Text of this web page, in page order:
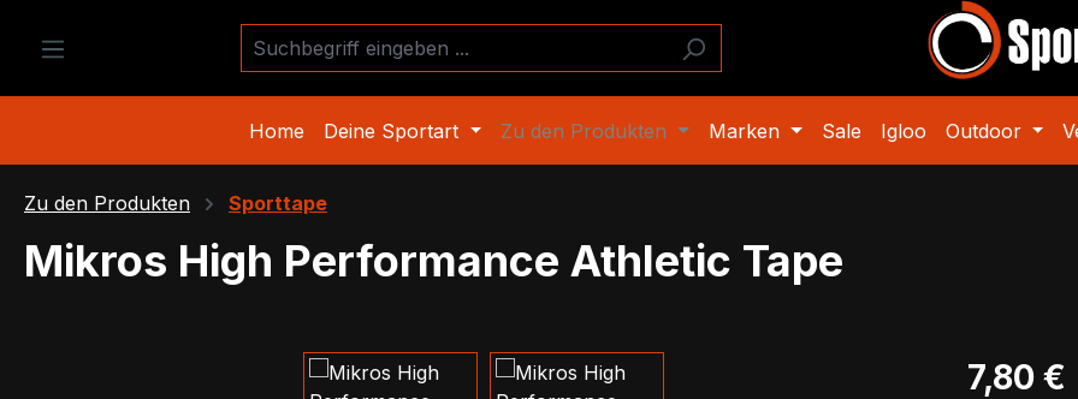
Zur Hauptnavigation springen
Home Deine Sportart Zu den Produkten Marken Sale Igloo Outdoor
Zu den Produkten Sporttape
Mikros High Performance Athletic Tape
Regulärer
7,80 €